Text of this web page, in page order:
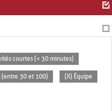
courtes (< 30 minutes)
(entre 30 et 100) (X) Équipe